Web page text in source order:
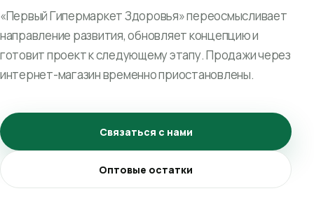
«Первый Гипермаркет Здоровья» переосмысливает
направление развития, обновляет концепцию и
готовит проект к следующему этапу. Продажи через
интернет-магазин временно приостановлены.
Связаться с нами
Оптовые остатки